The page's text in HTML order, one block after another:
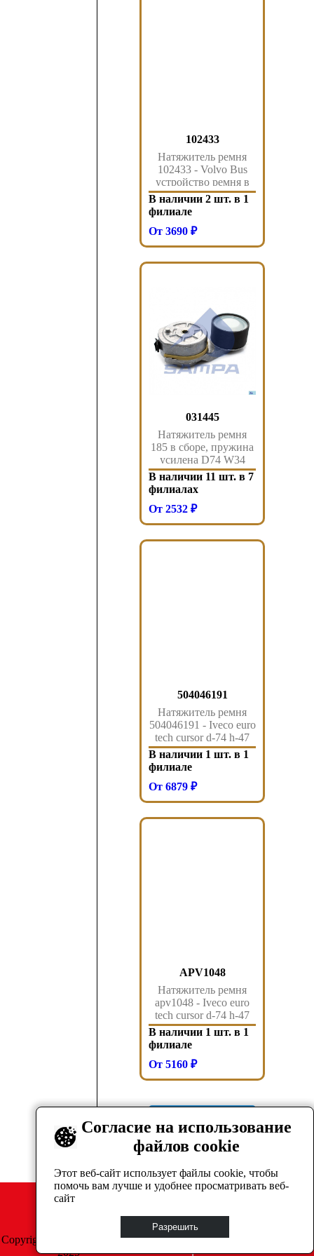
102433
Натяжитель ремня
102433 - Volvo Bus
устройство ремня в
сборе fh13 2005 fm13
2005 b13r
В наличии 2 шт. в 1
филиале
От 3690 ₽
031445
Натяжитель ремня
185 в сборе, пружина
усилена D74 W34
Omn RENAULT
VOLVO 031.445
В наличии 11 шт. в 7
филиалах
От 2532 ₽
504046191
Натяжитель ремня
504046191 - Iveco euro
tech cursor d-74 h-47
10-13
В наличии 1 шт. в 1
филиале
От 6879 ₽
APV1048
Натяжитель ремня
apv1048 - Iveco euro
tech cursor d-74 h-47
10-13
В наличии 1 шт. в 1
филиале
От 5160 ₽
Согласие на использование
файлов cookie
Этот веб-сайт использует файлы cookie, чтобы
помочь вам лучше и удобнее просматривать веб-
сайт
Разрешить
Copyright © GrosAuto 2019 -
2025